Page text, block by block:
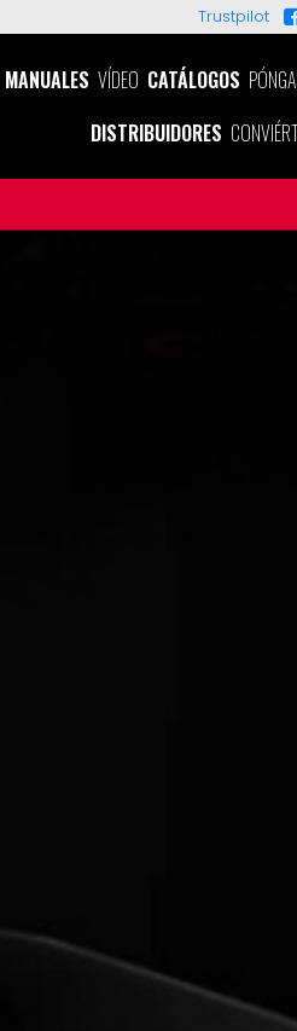
Trustpilot
MANUALES VÍDEO CATÁLOGOS
DISTRIBUIDORES